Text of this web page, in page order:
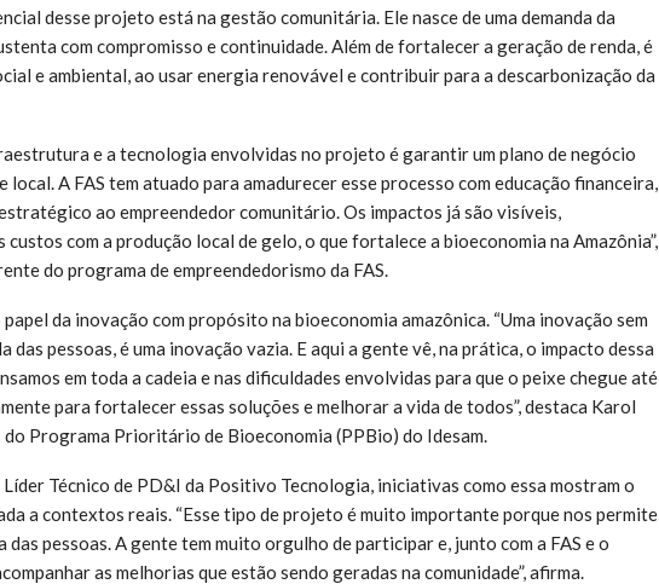
desse projeto está na gestão comunitária. Ele nasce de uma demanda da
com compromisso e continuidade. Além de fortalecer a geração de renda, é
e ambiental, ao usar energia renovável e contribuir para a descarbonização da
e a tecnologia envolvidas no projeto é garantir um plano de negócio
A FAS tem atuado para amadurecer esse processo com educação financeira,
ao empreendedor comunitário. Os impactos já são visíveis,
com a produção local de gelo, o que fortalece a bioeconomia na Amazônia”,
do programa de empreendedorismo da FAS.
da inovação com propósito na bioeconomia amazônica. “Uma inovação sem
das pessoas, é uma inovação vazia. E aqui a gente vê, na prática, o impacto dessa
em toda a cadeia e nas dificuldades envolvidas para que o peixe chegue até
para fortalecer essas soluções e melhorar a vida de todos”, destaca Karol
Programa Prioritário de Bioeconomia (PPBio) do Idesam.
Técnico de PD&I da Positivo Tecnologia, iniciativas como essa mostram o
a contextos reais. “Esse tipo de projeto é muito importante porque nos permite
pessoas. A gente tem muito orgulho de participar e, junto com a FAS e o
as melhorias que estão sendo geradas na comunidade”, afirma.